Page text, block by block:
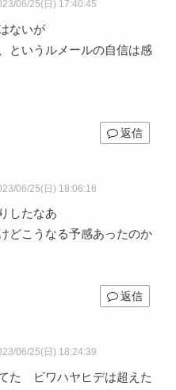
06/25(日) 17:40:45
ないが
というルメールの自信は感
返信
06/25(日) 18:06:16
したなあ
どこうなる予感あったのか
返信
06/25(日) 18:24:39
た ビワハヤヒデは超えた